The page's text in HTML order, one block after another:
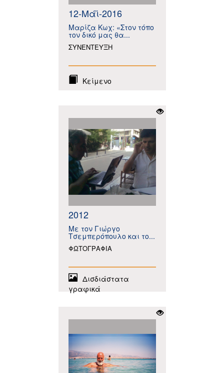
12-Μάϊ-2016
Μαρίζα Κωχ: «Στον τόπο
τον δικό μας θα...
ΣΥΝΕΝΤΕΥΞΗ
Κείμενο
2012
Με τον Γιώργο
Τσεμπερόπουλο και το...
ΦΩΤΟΓΡΑΦΙΑ
Δισδιάστατα
γραφικά